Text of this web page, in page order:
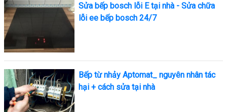
Sửa bếp bosch lỗi E tại nhà - Sửa chữa
lỗi ee bếp bosch 24/7
Bếp từ nhảy Aptomat_ nguyên nhân tác
hại + cách sửa tại nhà